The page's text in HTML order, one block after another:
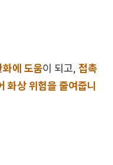
에 도움이 되고, 접촉
화상 위험을 줄여줍니